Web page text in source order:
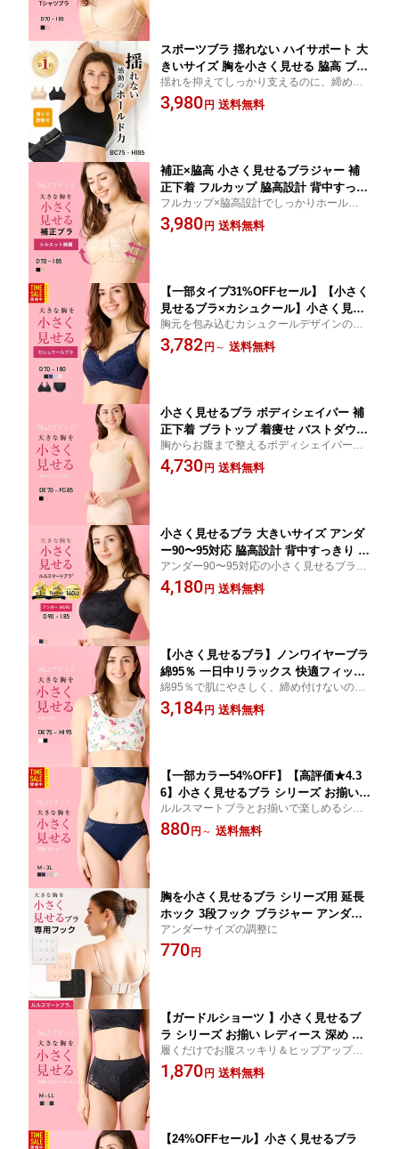
スポーツブラ 揺れない ハイサポート 大
きいサイズ 胸を小さく見せる 脇高 ブラ
ジャー すっきり見せ 締め付けにくい
揺れを抑えてしっかり支えるのに、締め付
けにくい。大きな胸もすっきり整えるハイ
サポートスポーツブラ。
3,980円 送料無料
補正×脇高 小さく見せるブラジャー 補
正下着 フルカップ 脇高設計 背中すっき
り ホールド感 補正ブラ 大きいサイズ
【ルルスマートブラ】
フルカップ×脇高設計でしっかりホールドす
る小さく見せる補正ブラ。背中や脇まで整
えてすっきりシルエットへ。
3,980円 送料無料
【一部タイプ31%OFFセール】【小さく
見せるブラ×カシュクール】小さく見せ
るブラジャー レース 補正下着 レースデ
ザイン カシュクールブラ 脇高設計 上品
胸元を包み込むカシュクールデザインの小
さく見せるブラ。フェミニンなレースで上
品な着痩せシルエットへ。デコルテが開い
3,782円 ～ 送料無料
小さく見せるブラ ボディシェイパー 補
正下着 ブラトップ 着痩せ バストダウン
くびれメイク 胸元すっきり ボディスー
ツ ノンワイヤー 大きいサイズ ルルスマ
胸からお腹まで整えるボディシェイパー。
小さく見せるブラ機能でバストをすっきり
見せ、着るだけで美しいシルエットへ。
4,730円 送料無料
小さく見せるブラ 大きいサイズ アンダ
ー90〜95対応 脇高設計 背中すっきり 着
痩せブラ ボリュームダウン 補正下着 ル
ルスマートブラ
アンダー90〜95対応の小さく見せるブラ。
大きい胸をすっきり整え、背中や脇も美し
く見せる着痩せブラ。
4,180円 送料無料
【小さく見せるブラ】ノンワイヤーブラ
綿95％ 一日中リラックス 快適フィット
苦しくない ナイトブラ リラックスブラ
大きいサイズ 【ルルスマートブラ】
綿95％で肌にやさしく、締め付けないのに
しっかりフィット。 ノンワイヤーでも美ラ
インを保つ、24時間リラックスブラ。
3,184円 送料無料
【一部カラー54%OFF】【高評価★4.3
6】小さく見せるブラ シリーズ お揃い
ショーツ レディース フルバック スタン
ダードショーツ 深め レース [M L LL 3
ルルスマートブラとお揃いで楽しめるショ
ーツ。深めの股上でヒップをやさしく包み
込み、快適な履き心地
880円 ～ 送料無料
胸を小さく見せるブラ シリーズ用 延長
ホック 3段フック ブラジャー アンダー
延長 ルルスマートブラ シリーズ ルルス
マートブラ アジャスター ルルスマー
アンダーサイズの調整に
770円
【ガードルショーツ 】小さく見せるブ
ラ シリーズ お揃い レディース 深め フ
ルバック 補正 下着 骨盤 引き締め レー
ス [M L LL] ヒップアップ 単品ショーツ
履くだけでお腹スッキリ＆ヒップアップ。
小さく見せるブラとお揃いの、快適ガード
ルショーツ。
1,870円 送料無料
【24%OFFセール】小さく見せるブラ